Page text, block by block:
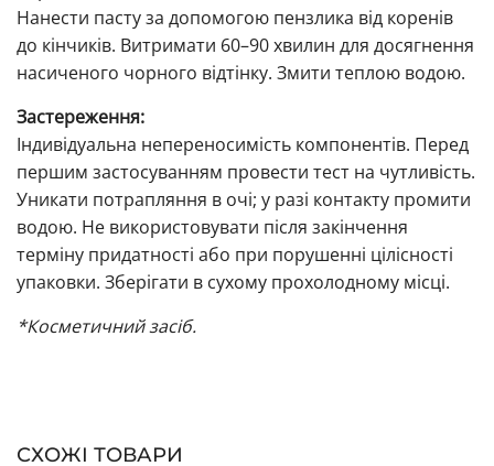
Нанести пасту за допомогою пензлика від коренів
до кінчиків. Витримати 60–90 хвилин для досягнення
насиченого чорного відтінку. Змити теплою водою.
Застереження:
Індивідуальна непереносимість компонентів. Перед
першим застосуванням провести тест на чутливість.
Уникати потрапляння в очі; у разі контакту промити
водою. Не використовувати після закінчення
терміну придатності або при порушенні цілісності
упаковки. Зберігати в сухому прохолодному місці.
*Косметичний засіб.
СХОЖІ ТОВАРИ